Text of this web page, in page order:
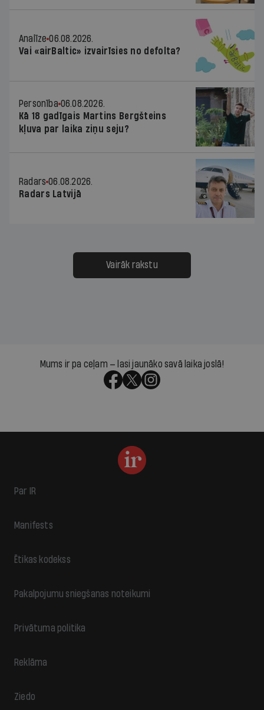
Analīze 06.08.2026.
Vai «airBaltic» izvairīsies no defolta?
Personība 06.08.2026.
Kā 18 gadīgais Martins Bergšteins
kļuva par laika ziņu seju?
Radars 06.08.2026.
Radars Latvijā
Vairāk rakstu
Mums ir pa ceļam — lasi jaunāko savā laika joslā!
Par IR
Manifests
Ētikas kodekss
Pakalpojumu sniegšanas noteikumi
Privātuma politika
Reklāma
Ziedo